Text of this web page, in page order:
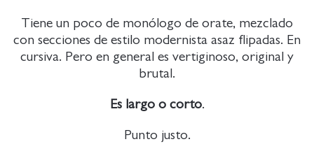
Tiene un poco de monólogo de orate, mezclado
con secciones de estilo modernista asaz flipadas. En
cursiva. Pero en general es vertiginoso, original y
brutal.
Es largo o corto.
Punto justo.